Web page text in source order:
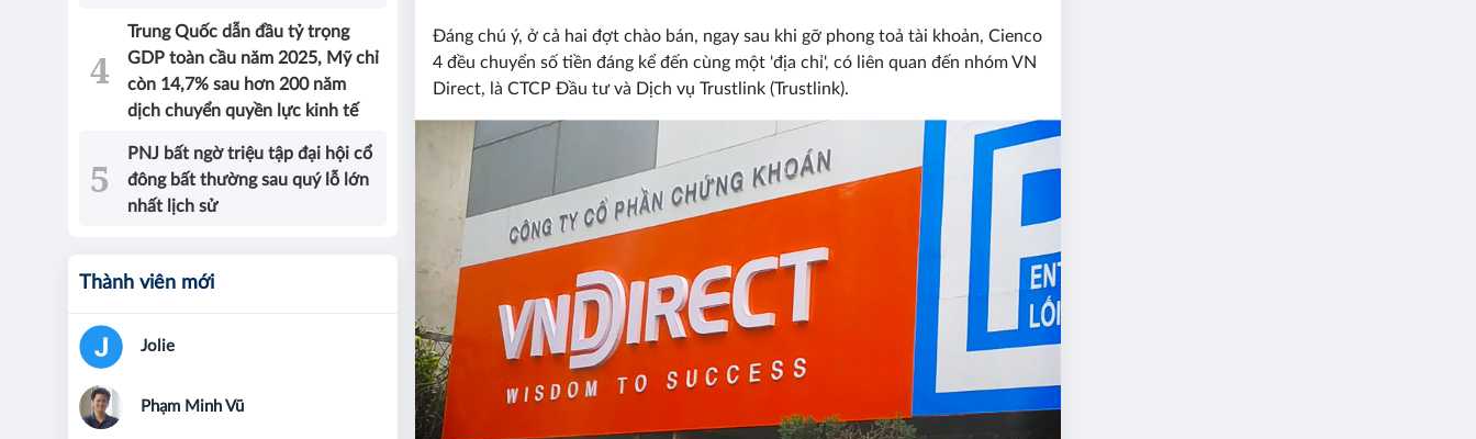
Đáng chú ý, ở cả hai đợt chào bán, ngay sau khi gỡ phong toả tài khoản, Cienco
4 đều chuyển số tiền đáng kể đến cùng một 'địa chỉ', có liên quan đến nhóm VN
Direct, là CTCP Đầu tư và Dịch vụ Trustlink (Trustlink).
Trung Quốc dẫn đầu tỷ trọng
GDP toàn cầu năm 2025, Mỹ chỉ
còn 14,7% sau hơn 200 năm
dịch chuyển quyền lực kinh tế
PNJ bất ngờ triệu tập đại hội cổ
đông bất thường sau quý lỗ lớn
nhất lịch sử
Thành viên mới
Jolie
Phạm Minh Vũ